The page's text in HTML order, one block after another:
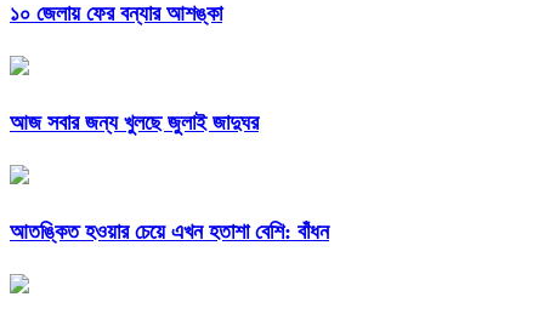
১০ জেলায় ফের বন্যার আশঙ্কা
আজ সবার জন্য খুলছে জুলাই জাদুঘর
আতঙ্কিত হওয়ার চেয়ে এখন হতাশা বেশি: বাঁধন